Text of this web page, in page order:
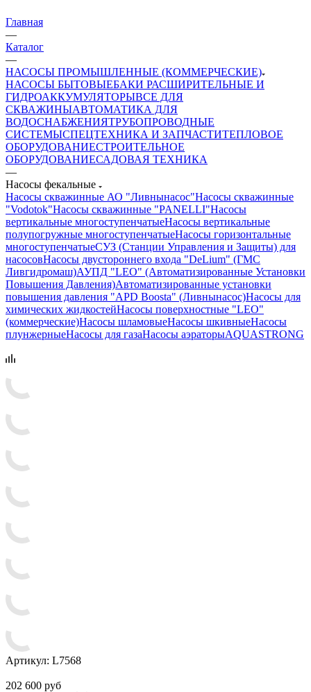
Главная
—
Каталог
—
НАСОСЫ ПРОМЫШЛЕННЫЕ (КОММЕРЧЕСКИЕ)
НАСОСЫ БЫТОВЫЕБАКИ РАСШИРИТЕЛЬНЫЕ И
ГИДРОАККУМУЛЯТОРЫВСЕ ДЛЯ
СКВАЖИНЫАВТОМАТИКА ДЛЯ
ВОДОСНАБЖЕНИЯТРУБОПРОВОДНЫЕ
СИСТЕМЫСПЕЦТЕХНИКА И ЗАПЧАСТИТЕПЛОВОЕ
ОБОРУДОВАНИЕСТРОИТЕЛЬНОЕ
ОБОРУДОВАНИЕСАДОВАЯ ТЕХНИКА
—
Насосы фекальные
Насосы скважинные АО "Ливнынасос"Насосы скважинные
"Vodotok"Насосы скважинные "PANELLI"Насосы
вертикальные многоступенчатыеНасосы вертикальные
полупогружные многоступенчатыеНасосы горизонтальные
многоступенчатыеСУЗ (Станции Управления и Защиты) для
насосовНасосы двустороннего входа "DeLium" (ГМС
Ливгидромаш)АУПД "LEO" (Автоматизированные Установки
Повышения Давления)Автоматизированные установки
повышения давления "APD Boosta" (Ливнынасос)Насосы для
химических жидкостейНасосы поверхностные "LEO"
(коммерческие)Насосы шламовыеНасосы шкивныеНасосы
плунжерныеНасосы для газаНасосы аэраторыAQUASTRONG
Артикул: L7568
202 600 руб